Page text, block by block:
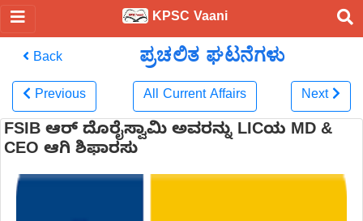
KPSC Vaani
Back ಪ್ರಚಲಿತ ಘಟನೆಗಳು
Previous All Current Affairs Next
FSIB ಆರ್ ದೊರೈಸ್ವಾಮಿ ಅವರನ್ನು LICಯ MD &
CEO ಆಗಿ ಶಿಫಾರಸು